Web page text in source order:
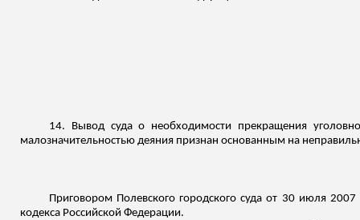
14. Вывод суда о необходимости прекращения
малозначительностью деяния признан основанным на
Приговором Полевского городского суда от 30 июля
кодекса Российской Федерации.